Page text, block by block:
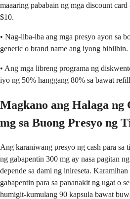
maaaring pababain ng mga discount card
$10.
• Nag-iiba-iba ang mga presyo ayon sa
generic o brand name ang iyong bibilhin.
• Ang mga libreng programa ng
iyo ng 50% hanggang 80% sa bawat
Magkano ang Halaga ng
mg sa Buong Presyo ng
Ang karaniwang presyo ng cash para sa
ng gabapentin 300 mg ay nasa pagitan
depende sa dami ng inireseta.
gabapentin para sa pananakit ng ugat o
humigit-kumulang 90 kapsula bawat